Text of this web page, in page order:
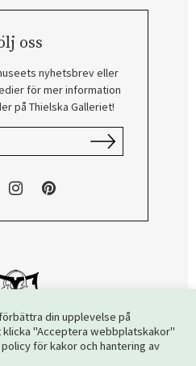
oss
nyhetsbrev eller
för mer information
på Thielska Galleriet!
Alla rättigheter reserverade.
din upplevelse på
"Acceptera webbplatskakor"
för kakor och hantering av